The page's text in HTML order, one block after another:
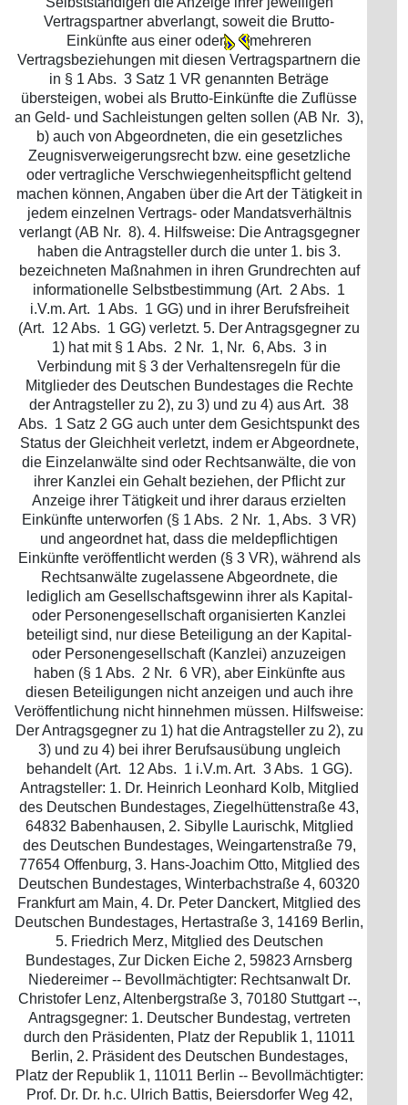
Vertragspartner abverlangt, soweit die Brutto-
Einkünfte aus einer oder
mehreren
Vertragsbeziehungen mit diesen Vertragspartnern die
in § 1 Abs. 3 Satz 1 VR genannten Beträge
übersteigen, wobei als Brutto-Einkünfte die Zuflüsse
an Geld- und Sachleistungen gelten sollen (AB Nr. 3),
b) auch von Abgeordneten, die ein gesetzliches
Zeugnisverweigerungsrecht bzw. eine gesetzliche
oder vertragliche Verschwiegenheitspflicht geltend
machen können, Angaben über die Art der Tätigkeit in
jedem einzelnen Vertrags- oder Mandatsverhältnis
verlangt (AB Nr. 8). 4. Hilfsweise: Die Antragsgegner
haben die Antragsteller durch die unter 1. bis 3.
bezeichneten Maßnahmen in ihren Grundrechten auf
informationelle Selbstbestimmung (Art. 2 Abs. 1
i.V.m. Art. 1 Abs. 1 GG) und in ihrer Berufsfreiheit
(Art. 12 Abs. 1 GG) verletzt. 5. Der Antragsgegner zu
1) hat mit § 1 Abs. 2 Nr. 1, Nr. 6, Abs. 3 in
Verbindung mit § 3 der Verhaltensregeln für die
Mitglieder des Deutschen Bundestages die Rechte
der Antragsteller zu 2), zu 3) und zu 4) aus Art. 38
Abs. 1 Satz 2 GG auch unter dem Gesichtspunkt des
Status der Gleichheit verletzt, indem er Abgeordnete,
die Einzelanwälte sind oder Rechtsanwälte, die von
ihrer Kanzlei ein Gehalt beziehen, der Pflicht zur
Anzeige ihrer Tätigkeit und ihrer daraus erzielten
Einkünfte unterworfen (§ 1 Abs. 2 Nr. 1, Abs. 3 VR)
und angeordnet hat, dass die meldepflichtigen
Einkünfte veröffentlicht werden (§ 3 VR), während als
Rechtsanwälte zugelassene Abgeordnete, die
lediglich am Gesellschaftsgewinn ihrer als Kapital-
oder Personengesellschaft organisierten Kanzlei
beteiligt sind, nur diese Beteiligung an der Kapital-
oder Personengesellschaft (Kanzlei) anzuzeigen
haben (§ 1 Abs. 2 Nr. 6 VR), aber Einkünfte aus
diesen Beteiligungen nicht anzeigen und auch ihre
Veröffentlichung nicht hinnehmen müssen. Hilfsweise:
Der Antragsgegner zu 1) hat die Antragsteller zu 2), zu
3) und zu 4) bei ihrer Berufsausübung ungleich
behandelt (Art. 12 Abs. 1 i.V.m. Art. 3 Abs. 1 GG).
Antragsteller: 1. Dr. Heinrich Leonhard Kolb, Mitglied
des Deutschen Bundestages, Ziegelhüttenstraße 43,
64832 Babenhausen, 2. Sibylle Laurischk, Mitglied
des Deutschen Bundestages, Weingartenstraße 79,
77654 Offenburg, 3. Hans-Joachim Otto, Mitglied des
Deutschen Bundestages, Winterbachstraße 4, 60320
Frankfurt am Main, 4. Dr. Peter Danckert, Mitglied des
Deutschen Bundestages, Hertastraße 3, 14169 Berlin,
5. Friedrich Merz, Mitglied des Deutschen
Bundestages, Zur Dicken Eiche 2, 59823 Arnsberg
Niedereimer -- Bevollmächtigter: Rechtsanwalt Dr.
Christofer Lenz, Altenbergstraße 3, 70180 Stuttgart --,
Antragsgegner: 1. Deutscher Bundestag, vertreten
durch den Präsidenten, Platz der Republik 1, 11011
Berlin, 2. Präsident des Deutschen Bundestages,
Platz der Republik 1, 11011 Berlin -- Bevollmächtigter:
Prof. Dr. Dr. h.c. Ulrich Battis, Beiersdorfer Weg 42,